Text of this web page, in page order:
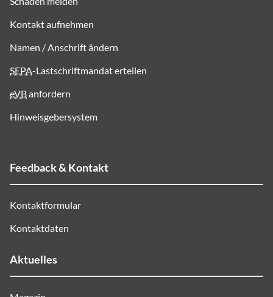
Kontakt aufnehmen
Namen / Anschrift ändern
SEPA-Lastschriftmandat erteilen
eVBanfordern
Hinweisgebersystem
Feedback & Kontakt
Kontaktformular
Kontaktdaten
Aktuelles